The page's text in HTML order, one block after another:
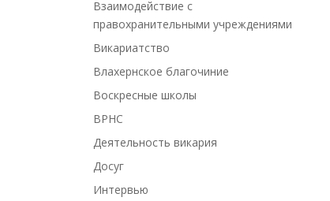
Взаимодействие с
правохранительными учреждениями
Викариатство
Влахернское благочиние
Воскресные школы
ВРНС
Деятельность викария
Досуг
Интервью